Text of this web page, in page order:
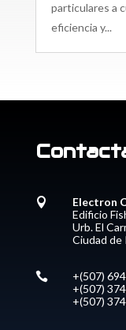
particulares a
eficiencia y...
 Electron
Edificio
Urb. El
Ciudad de

+(507)
+(507)
+(507)